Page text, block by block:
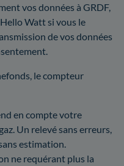
vos données à GRDF,
Watt si vous le
de vos données
le compteur
en compte votre
Un relevé sans erreurs,
estimation.
ne requérant plus la